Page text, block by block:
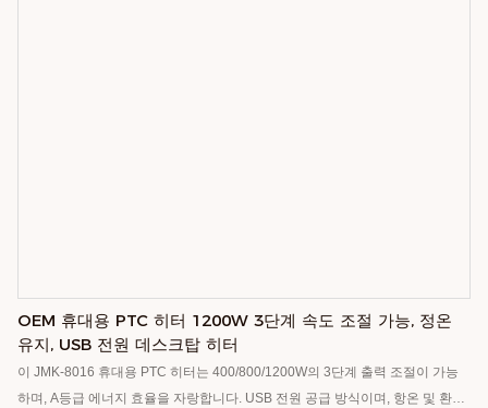
OEM 휴대용 PTC 히터 1200W 3단계 속도 조절 가능, 정온
유지, USB 전원 데스크탑 히터
이 JMK-8016 휴대용 PTC 히터는 400/800/1200W의 3단계 출력 조절이 가능
하며, A등급 에너지 효율을 자랑합니다. USB 전원 공급 방식이며, 항온 및 환기